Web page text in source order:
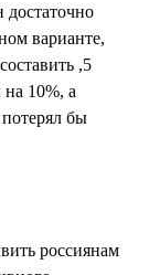
варианте,
,5
10%, а
бы
россиянам